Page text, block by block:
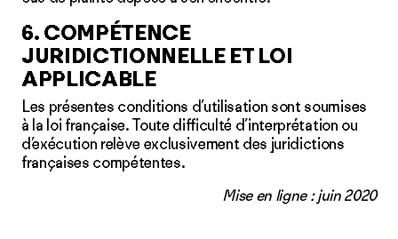
6. COMPÉTENCE
JURIDICTIONNELLE ET LOI
APPLICABLE
Les présentes conditions d’utilisation sont soumises
à la loi française. Toute difficulté d’interprétation ou
d’exécution relève exclusivement des juridictions
françaises compétentes.
Mise en ligne : juin 2020